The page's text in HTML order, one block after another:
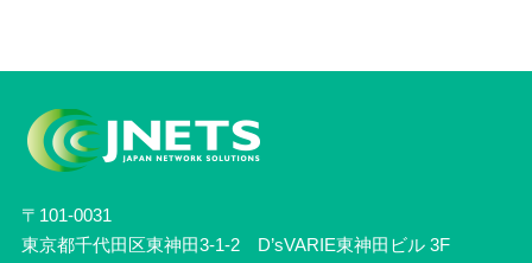
〒101-0031
東京都千代田区東神田3-1-2 D’sVARIE東神田ビル 3F